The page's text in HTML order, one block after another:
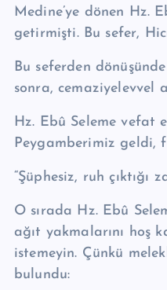
Medine’ye dönen Hz.
getir­mişti. Bu sefer,
Bu seferden
sonra, cemaziyelevvel
Hz. Ebû Seleme vefat
Peygamberimiz geldi,
“Şüphesiz, ruh çıktığı
O sırada Hz. Ebû
ağıt yakmalarını hoş
istemeyin. Çünkü
bulun­du: